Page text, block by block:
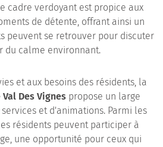
cadre verdoyant est propice aux
de détente, offrant ainsi un
peuvent se retrouver pour discuter
du calme environnant.
et aux besoins des résidents, la
Des Vignes propose un large
et d'animations. Parmi les
résidents peuvent participer à
une opportunité pour ceux qui